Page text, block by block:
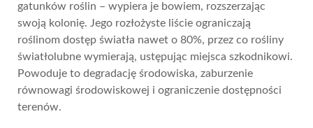
gatunków roślin – wypiera je bowiem, rozszerzając
swoją kolonię. Jego rozłożyste liście ograniczają
roślinom dostęp światła nawet o 80%, przez co rośliny
światłolubne wymierają, ustępując miejsca szkodnikowi.
Powoduje to degradację środowiska, zaburzenie
równowagi środowiskowej i ograniczenie dostępności
terenów.